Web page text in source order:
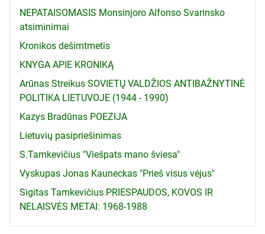
NEPATAISOMASIS Monsinjoro Alfonso Svarinsko
atsiminimai
Kronikos dešimtmetis
KNYGA APIE KRONIKĄ
Arūnas Streikus SOVIETŲ VALDŽIOS ANTIBAŽNYTINĖ
POLITIKA LIETUVOJE (1944 - 1990)
Kazys Bradūnas POEZIJA
Lietuvių pasipriešinimas
S.Tamkevičius "Viešpats mano šviesa"
Vyskupas Jonas Kauneckas "Prieš visus vėjus"
Sigitas Tamkevičius PRIESPAUDOS, KOVOS IR
NELAISVĖS METAI: 1968-1988